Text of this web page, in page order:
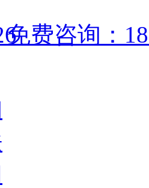
费咨询：